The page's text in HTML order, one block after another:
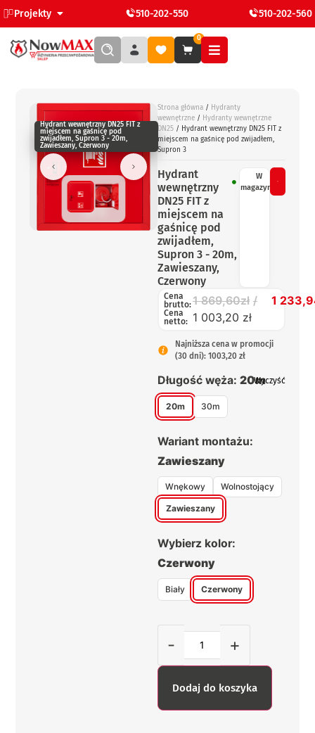
Projekty 510-202-550 510-202-560
0
Hydrant wewnętrzny DN25 FIT z
miejscem na gaśnicę pod
zwijadłem, Supron 3 - 20m,
Zawieszany, Czerwony
Strona główna / Hydranty
wewnętrzne / Hydranty wewnętrzne
DN25 / Hydrant wewnętrzny DN25 FIT z
miejscem na gaśnicę pod zwijadłem,
Supron 3
Hydrant
wewnętrzny
DN25 FIT z
miejscem na
gaśnicę pod
zwijadłem,
Supron 3 - 20m,
Zawieszany,
Czerwony
W
magazynie
Cena
brutto:1 869,60zł 1
Cena
netto: 1 003,20 zł
Najniższa cena w promocji
(30 dni): 1003,20 zł
Długość węża: 20m
20m 30m
Wariant montażu:
Zawieszany
Wnękowy Wolnostojący
Zawieszany
Wybierz kolor:
Czerwony
Biały Czerwony
Wyczyść
- +
Dodaj do koszyka